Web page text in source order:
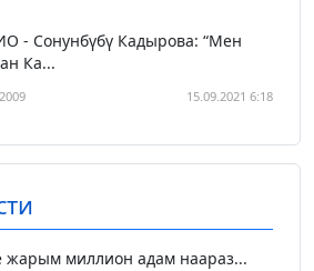
- Сонунбүбү Кадырова: “Мен
Ка...
15.09.2021 6:18
миллион адам наараз...